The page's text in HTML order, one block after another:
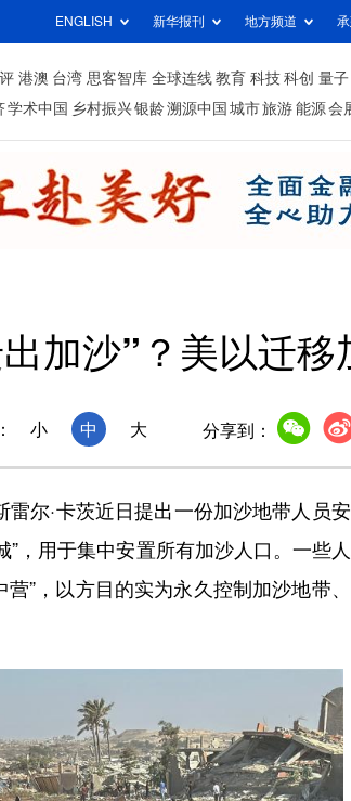
ENGLISH 新华报刊 地方频道
港澳 台湾 思客智库 全球连线 教育 科技 科创 量子
学术中国 乡村振兴银龄溯源中国 城市旅游 能源 会
加沙”？美以迁
小 中 大 分享到：
·卡茨近日提出一份加沙地带人员
，用于集中安置所有加沙人口。一些
”，以方目的实为永久控制加沙地带